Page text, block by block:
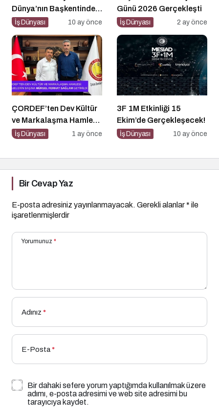
Dünya’nın Başkentinde
Buluşacak!
İş Dünyası 10 ay önce
Günü 2026 Gerçekleşti
İş Dünyası 2 ay önce
ÇORDEF’ten Dev Kültür
ve Markalaşma Hamlesi:
Projelerin Başına Mürsel
İş Dünyası 1 ay önce
3F 1M Etkinliği 15
Ekim’de Gerçekleşecek!
İş Dünyası 10 ay önce
Bir Cevap Yaz
E-posta adresiniz yayınlanmayacak. Gerekli alanlar* ile
işaretlenmişlerdir
Yorumunuz *
Adınız *
E-Posta*
Bir dahaki sefere yorum yaptığımda kullanılmak üzere
adımı, e-posta adresimi ve web site adresimi bu
tarayıcıya kaydet.